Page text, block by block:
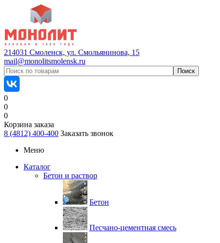
214031 Смоленск, ул. Смольянинова, 15
mail@monolitsmolensk.ru
0
0
0
Корзина заказа
8 (4812) 400-400 Заказать звонок
Меню
Каталог
Бетон и раствор
Бетон
Песчано-цементная смесь